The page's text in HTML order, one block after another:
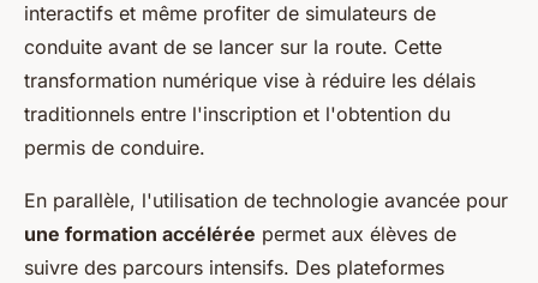
interactifs et même profiter de simulateurs de
conduite avant de se lancer sur la route. Cette
transformation numérique vise à réduire les délais
traditionnels entre l'inscription et l'obtention du
permis de conduire.
En parallèle, l'utilisation de technologie avancée pour
une formation accélérée permet aux élèves de
suivre des parcours intensifs. Des plateformes